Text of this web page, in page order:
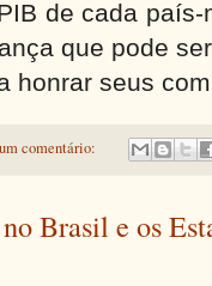
de cada
que pode
honrar seus
comentário:
Brasil e os